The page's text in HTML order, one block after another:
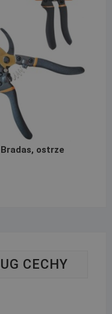
ostrze
CECHY